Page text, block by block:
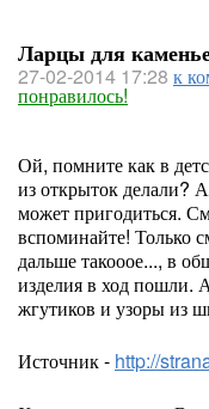
Ларцы для
27-02-2014 17:28 к
понравилось!
Ой, помните как в
из открыток делали?
может
вспоминайте! Только
дальше такооое..., в
изделия в ход пошли.
жгутиков и узоры из
Источник - http://